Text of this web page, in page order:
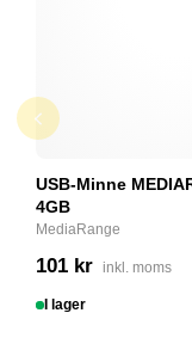
USB-Minne
4GB
MediaRange
101 kr inkl. moms
I lager